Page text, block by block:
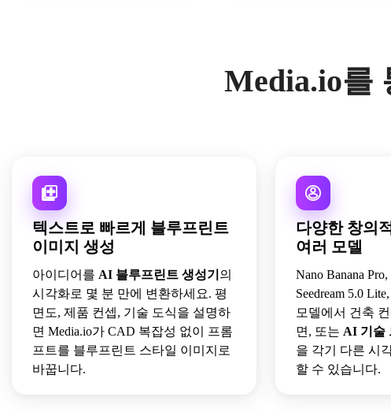
Media.io를
텍스트로 빠르게 블루프린트
이미지 생성
아이디어를 AI 블루프린트 생성기 의
시각화로 몇 분 만에 변환하세요. 평
면도, 제품 컨셉, 기술 도식을 설명하
면 Media.io가 CAD 복잡성 없이 프롬
프트를 블루프린트 스타일 이미지로
바꿉니다.
다양한 창의
여러 모델
Nano Banana
Seedream 5.0
모델에서 건축
면, 또는 AI 기술
을 각기 다른 시
할 수 있습니다.